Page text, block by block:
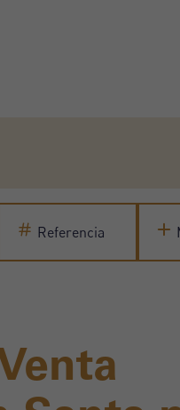
Referencia